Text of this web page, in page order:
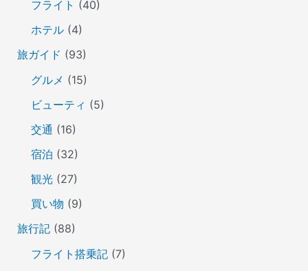
フライト (40)
ホテル(4)
旅ガイド (93)
グルメ (15)
ビューティ (5)
交通 (16)
宿泊 (32)
観光(27)
買い物 (9)
旅行記(88)
フライト搭乗記(7)